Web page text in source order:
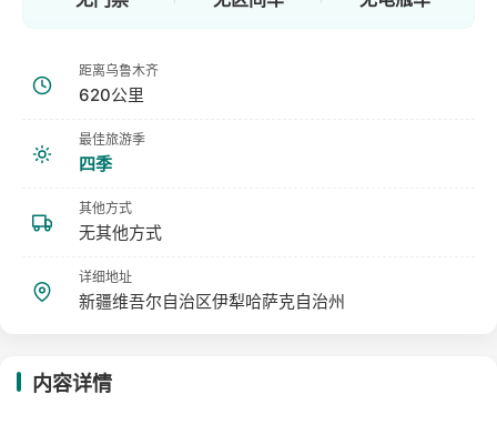
距离乌鲁木齐
620公里
最佳旅游季
四季
其他方式
无其他方式
详细地址
新疆维吾尔自治区伊犁哈萨克自治州
内容详情